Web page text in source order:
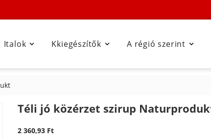

Italok 
Kkiegészítők 
A régió szerint
Téli jó közérzet szirup
2 360,93 Ft